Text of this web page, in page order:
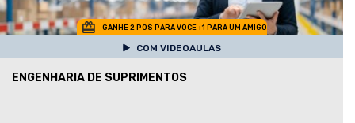
GANHE 2 POS PARA VOCE +1 PARA UM AMIGO
COM VIDEOAULAS
ENGENHARIA DE SUPRIMENTOS